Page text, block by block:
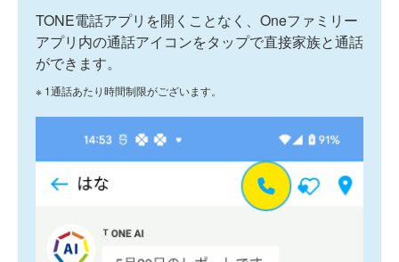
TONE電話アプリを開くことなく、Oneファミリー
アプリ内の通話アイコンをタップで直接家族と通話
ができます。
※ 1通話あたり時間制限がございます。